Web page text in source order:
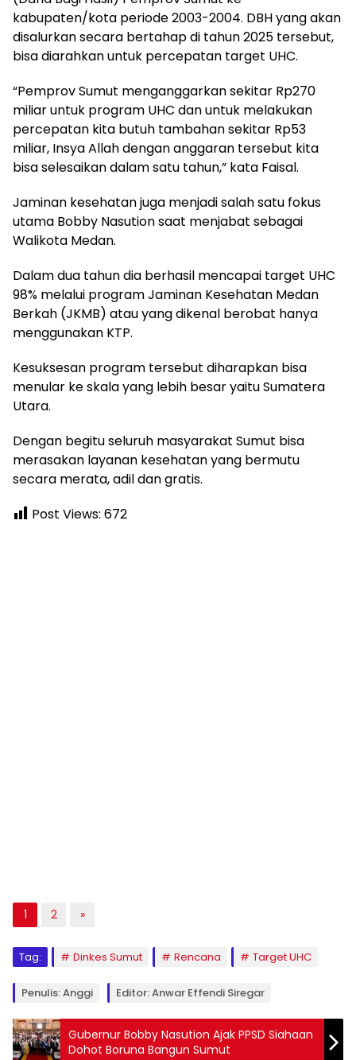
kabupaten/kota periode 2003-2004. DBH yang akan
disalurkan secara bertahap di tahun 2025 tersebut,
bisa diarahkan untuk percepatan target UHC.
“Pemprov Sumut menganggarkan sekitar Rp270
miliar untuk program UHC dan untuk melakukan
percepatan kita butuh tambahan sekitar Rp53
miliar, Insya Allah dengan anggaran tersebut kita
bisa selesaikan dalam satu tahun,” kata Faisal.
Jaminan kesehatan juga menjadi salah satu fokus
utama Bobby Nasution saat menjabat sebagai
Walikota Medan.
Dalam dua tahun dia berhasil mencapai target UHC
98% melalui program Jaminan Kesehatan Medan
Berkah (JKMB) atau yang dikenal berobat hanya
menggunakan KTP.
Kesuksesan program tersebut diharapkan bisa
menular ke skala yang lebih besar yaitu Sumatera
Utara.
Dengan begitu seluruh masyarakat Sumut bisa
merasakan layanan kesehatan yang bermutu
secara merata, adil dan gratis.
Post Views: 672
1 2 »
Tag: Dinkes Sumut Rencana Target UHC
Penulis: Anggi Editor: Anwar Effendi Siregar
Gubernur Bobby Nasution Ajak PPSD Siahaan
Dohot Boruna Bangun Sumut